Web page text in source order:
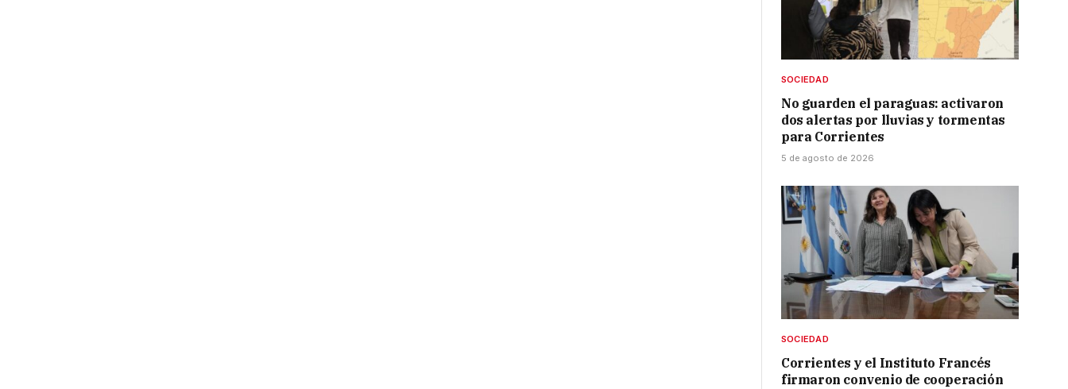
SOCIEDAD
No guarden el paraguas: activaron
dos alertas por lluvias y tormentas
para Corrientes
5 de agosto de 2026
SOCIEDAD
Corrientes y el Instituto Francés
firmaron convenio de cooperación